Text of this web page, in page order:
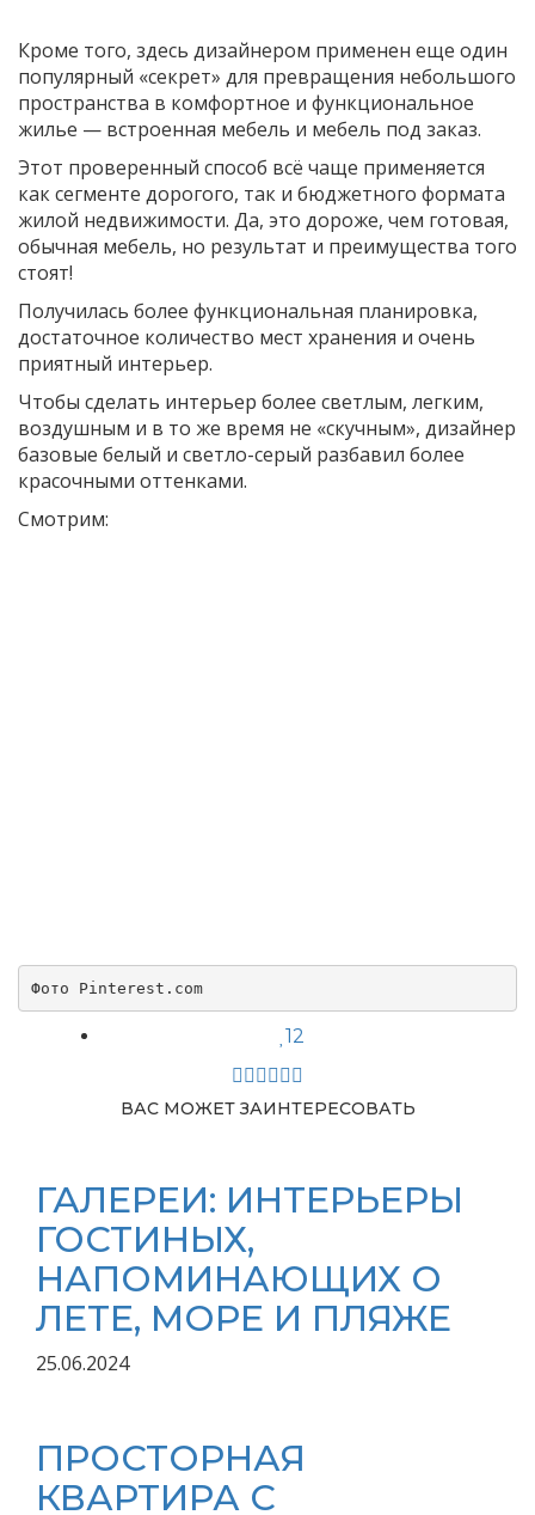
Кроме того, здесь дизайнером применен еще один
популярный «секрет» для превращения небольшого
пространства в комфортное и функциональное
жилье — встроенная мебель и мебель под заказ.
Этот проверенный способ всё чаще применяется
как сегменте дорогого, так и бюджетного формата
жилой недвижимости. Да, это дороже, чем готовая,
обычная мебель, но результат и преимущества того
стоят!
Получилась более функциональная планировка,
достаточное количество мест хранения и очень
приятный интерьер.
Чтобы сделать интерьер более светлым, легким,
воздушным и в то же время не «скучным», дизайнер
базовые белый и светло-серый разбавил более
красочными оттенками.
Смотрим:
Фото Pinterest.com
12
ВАС МОЖЕТ ЗАИНТЕРЕСОВАТЬ
ГАЛЕРЕИ: ИНТЕРЬЕРЫ
ГОСТИНЫХ,
НАПОМИНАЮЩИХ О
ЛЕТЕ, МОРЕ И ПЛЯЖЕ
25.06.2024
ПРОСТОРНАЯ
КВАРТИРА С